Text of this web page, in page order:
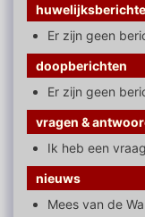
Er zijn geen
doopberichten
Er zijn geen
vragen &
Ik heb een
nieuws
Mees van de